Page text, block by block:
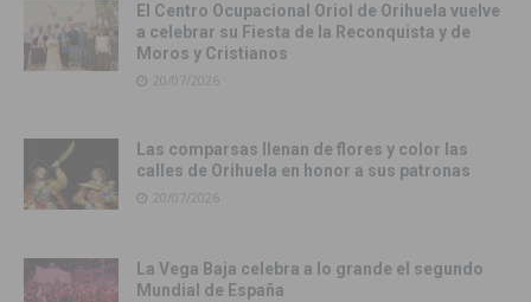
El Centro Ocupacional Oriol de Orihuela vuelve
a celebrar su Fiesta de la Reconquista y de
Moros y Cristianos
20/07/2026
Las comparsas llenan de flores y color las
calles de Orihuela en honor a sus patronas
20/07/2026
La Vega Baja celebra a lo grande el segundo
Mundial de España